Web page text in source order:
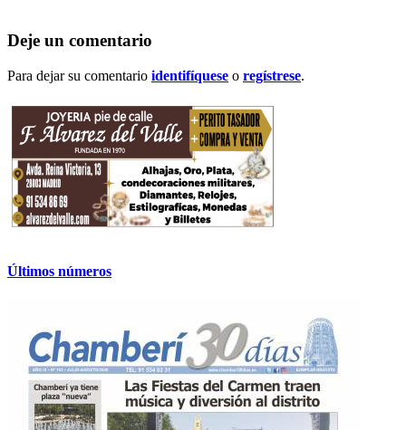
Deje un comentario
Para dejar su comentario identifíquese o regístrese.
Últimos números